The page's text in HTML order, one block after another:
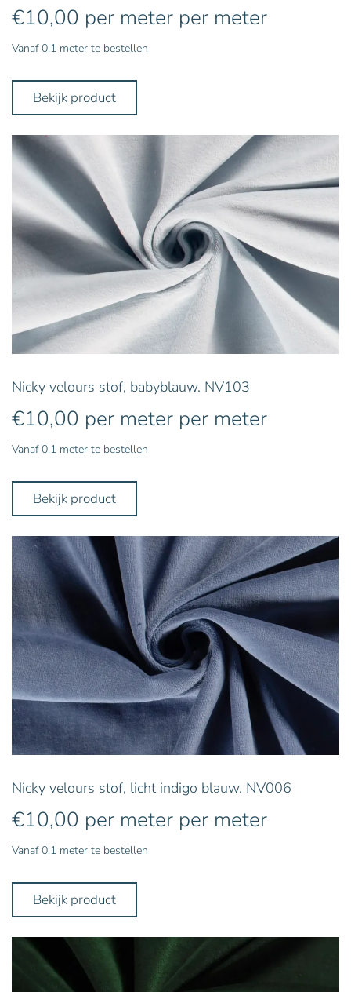
€10,00 per meter per meter
Vanaf 0,1 meter te bestellen
Bekijk product
Nicky velours stof, babyblauw. NV103
€10,00 per meter per meter
Vanaf 0,1 meter te bestellen
Bekijk product
Nicky velours stof, licht indigo blauw. NV006
€10,00 per meter per meter
Vanaf 0,1 meter te bestellen
Bekijk product